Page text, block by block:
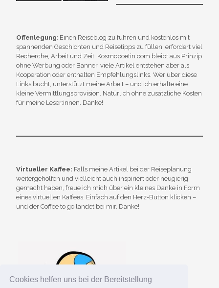
Cookies helfen uns bei der Bereitstellung
Offenlegung: Einen Reiseblog zu führen und kostenlos mit
spannenden Geschichten und Reisetipps zu füllen, erfordert viel
Recherche, Arbeit und Zeit. Kosmopoetin.com bleibt aus Prinzip
ohne Werbung oder Banner, viele Artikel entstehen aber als
Kooperation oder enthalten Empfehlungslinks. Wer über diese
Links bucht, unterstützt meine Arbeit – und ich erhalte eine
kleine Vermittlungsprovision. Natürlich ohne zusätzliche Kosten
für meine Leser:innen. Danke!
Virtueller Kaffee: Falls meine Artikel bei der Reiseplanung
weitergeholfen und vielleicht auch inspiriert oder neugierig
gemacht haben, freue ich mich über ein kleines Danke in Form
eines virtuellen Kaffees. Einfach auf den Herz-Button klicken –
und der Coffee to go landet bei mir. Danke!